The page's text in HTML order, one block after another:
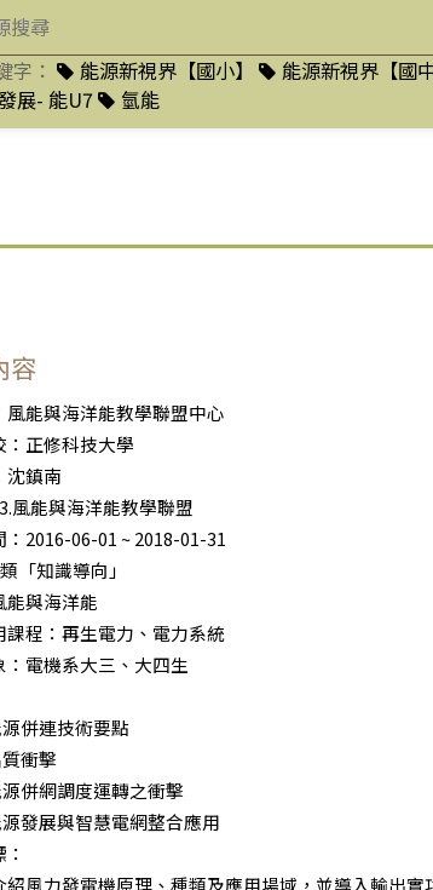
字： 能源新視界【國小】 能源新視界【國中
展- 能U7
氫能
容
風能與海洋能教學聯盟中心
：正修科技大學
沈鎮南
風能與海洋能教學聯盟
：2016-06-01 ~ 2018-01-31
「知識導向」
能與海洋能
課程：再生電力、電力系統
：電機系大三、大四生
併連技術要點
衝擊
併網調度運轉之衝擊
發展與智慧電網整合應用
紹風力發電機原理、種類及應用場域，並導入輸出